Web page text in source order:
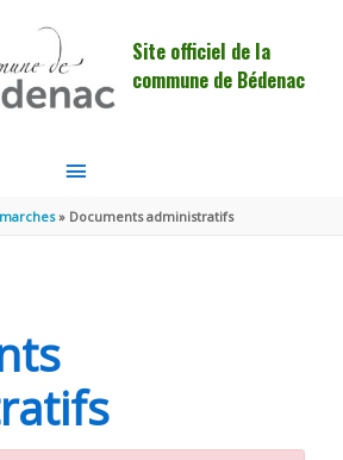
Site officiel de la
commune de Bédenac
MENU
PRINCIPAL
Documents administratifs